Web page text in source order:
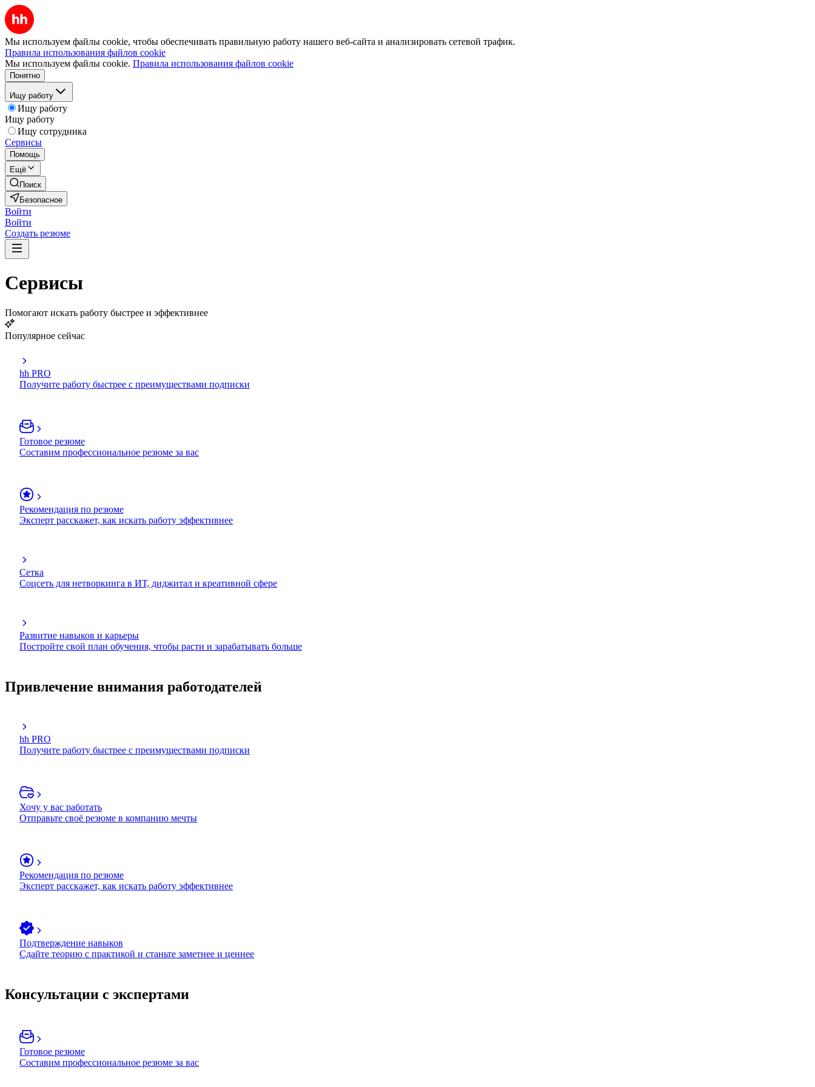
Мы используем файлы cookie, чтобы обеспечивать правильную работу нашего веб-сайта и анализировать сетевой трафик.
Правила использования файлов cookie
Мы используем файлы cookie. Правила использования файлов cookie
Понятно
Ищу работу
Ищу работу
Ищу работу
Ищу сотрудника
Сервисы
Помощь
Ещё
Поиск
Безопасное
Войти
Войти
Создать резюме
Сервисы
Помогают искать работу быстрее и эффективнее
Популярное сейчас
hh PRO
Получите работу быстрее с преимуществами подписки
Готовое резюме
Составим профессиональное резюме за вас
Рекомендация по резюме
Эксперт расскажет, как искать работу эффективнее
Сетка
Соцсеть для нетворкинга в ИТ, диджитал и креативной сфере
Развитие навыков и карьеры
Постройте свой план обучения, чтобы расти и зарабатывать больше
Привлечение внимания работодателей
hh PRO
Получите работу быстрее с преимуществами подписки
Хочу у вас работать
Отправьте своё резюме в компанию мечты
Рекомендация по резюме
Эксперт расскажет, как искать работу эффективнее
Подтверждение навыков
Сдайте теорию с практикой и станьте заметнее и ценнее
Консультации с экспертами
Готовое резюме
Составим профессиональное резюме за вас